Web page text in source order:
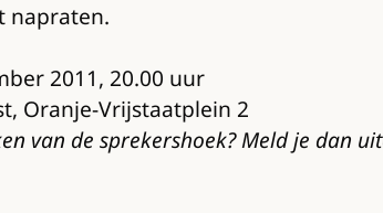
napraten.
2011, 20.00 uur
Oranje-Vrijstaatplein 2
van de sprekershoek? Meld je dan